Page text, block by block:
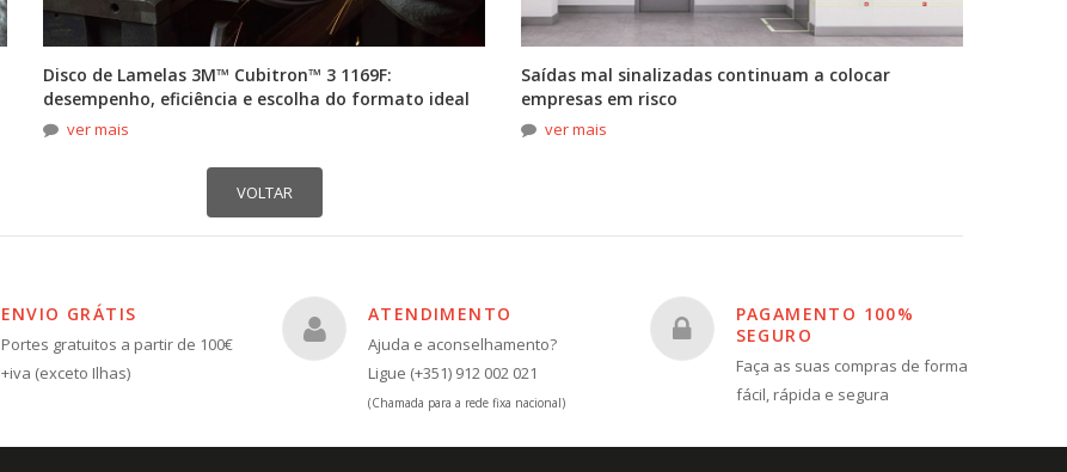
Disco de Lamelas 3M™ Cubitron™ 3 1169F:
desempenho, eficiência e escolha do formato ideal
ver mais
Saídas mal sinalizadas continuam a colocar
empresas em risco
ver mais
ENVIO GRÁTIS
Portes gratuitos a partir de 100€
+iva (exceto Ilhas)
ATENDIMENTO
Ajuda e aconselhamento?
Ligue (+351) 912 002 021
(Chamada para a rede fixa nacional)
PAGAMENTO 100%
SEGURO
Faça as suas compras de forma
fácil, rápida e segura